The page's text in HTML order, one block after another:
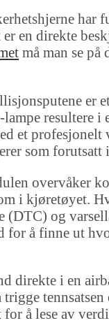
har
en direkte
må man se på
er
resultere i
et profesjonelt
som forutsatt
overvåker
i kjøretøyet.
og
for å finne ut
direkte i en
tennsatsen
å lese av